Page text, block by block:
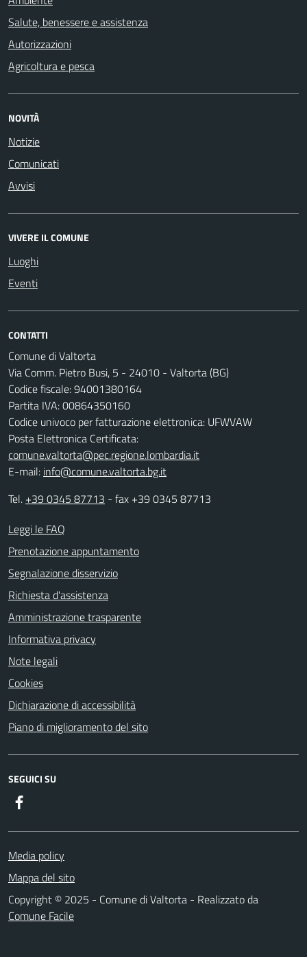
Salute, benessere e assistenza
Autorizzazioni
Agricoltura e pesca
NOVITÀ
Notizie
Comunicati
Avvisi
VIVERE IL COMUNE
Luoghi
Eventi
CONTATTI
Comune di Valtorta
Via Comm. Pietro Busi, 5 - 24010 - Valtorta (BG)
Codice fiscale: 94001380164
Partita IVA: 00864350160
Codice univoco per fatturazione elettronica: UFWVAW
Posta Elettronica Certificata:
comune.valtorta@pec.regione.lombardia.it
E-mail: info@comune.valtorta.bg.it
Tel. +39 0345 87713 - fax +39 0345 87713
Leggi le FAQ
Prenotazione appuntamento
Segnalazione disservizio
Richiesta d'assistenza
Amministrazione trasparente
Informativa privacy
Note legali
Cookies
Dichiarazione di accessibilità
Piano di miglioramento del sito
SEGUICI SU
Media policy
Mappa del sito
Copyright © 2025 - Comune di Valtorta - Realizzato da
Comune Facile